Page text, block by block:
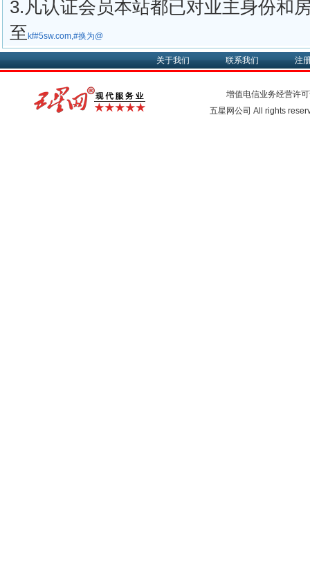
3.凡认证会员本站都已对业主身份和
至 kf#5sw.com,#换为@
关于我们 联系我们 注
增值电信业务经营许
五星网公司 All rights